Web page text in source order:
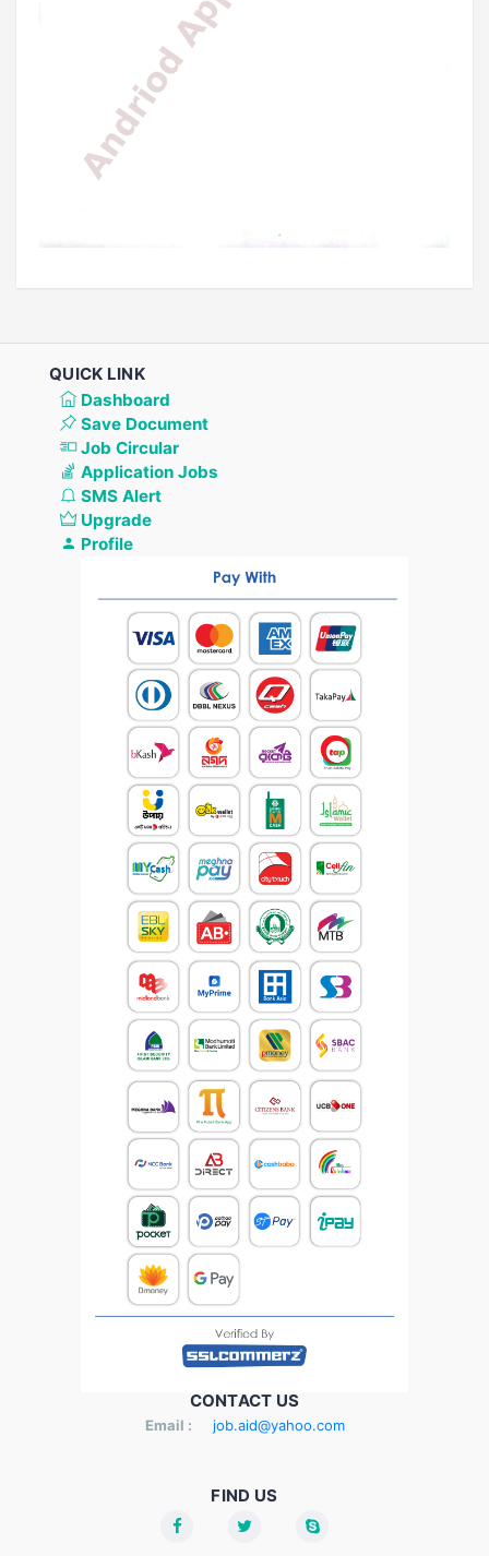
QUICK LINK
Dashboard
Save Document
Job Circular
Application Jobs
SMS Alert
Upgrade
Profile
CONTACT US
Email : job.aid@yahoo.com
FIND US